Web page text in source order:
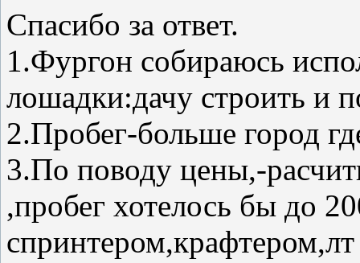
Спасибо за ответ.
1.Фургон собираюсь
лошадки:дачу строить и
2.Пробег-больше город
3.По поводу цены,-
,пробег хотелось бы до